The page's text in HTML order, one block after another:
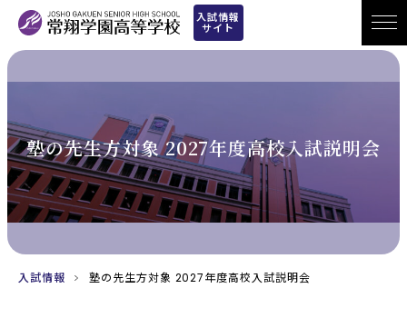
入試情報
サイト
塾の先生方対象 2027年度高校入試説明会
入試情報 塾の先生方対象 2027年度高校入試説明会